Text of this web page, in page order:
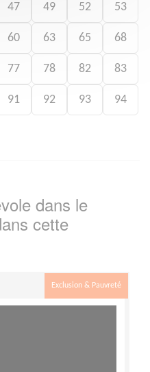
47 49 52 53
60 63 65 68
77 78 82 83
91 92 93 94
dans le
cette
Exclusion & Pauvreté